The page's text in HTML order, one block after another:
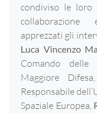
condiviso le loro
collaborazione
apprezzati gli
Luca Vincenzo
Comando delle
Maggiore
Responsabile
Spaziale Europea,